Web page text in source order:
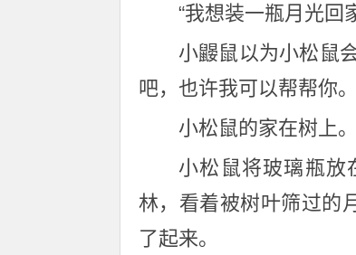
“我想装一瓶月光回
小鼹鼠以为小松鼠
吧，也许我可以帮帮你
小松鼠的家在树上
小松鼠将玻璃瓶放
林，看着被树叶筛过的
了起来。